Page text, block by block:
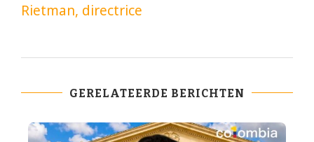
Rietman, directrice
GERELATEERDE BERICHTEN